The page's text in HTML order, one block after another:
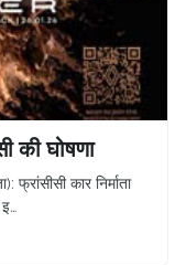
की घोषणा
कार निर्माता